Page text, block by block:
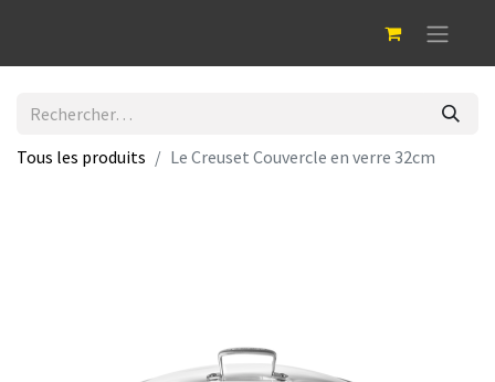
Tous les produits Le Creuset Couvercle en verre 32cm